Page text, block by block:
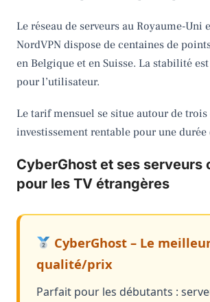
Le réseau de serveurs au Royaume-Uni
NordVPN dispose de centaines de
en Belgique et en Suisse. La stabilité
pour l’utilisateur.
Le tarif mensuel se situe autour de trois
investissement rentable pour une durée
CyberGhost et ses serveurs
pour les TV étrangères
CyberGhost – Le
qualité/prix
Parfait pour les débutants :